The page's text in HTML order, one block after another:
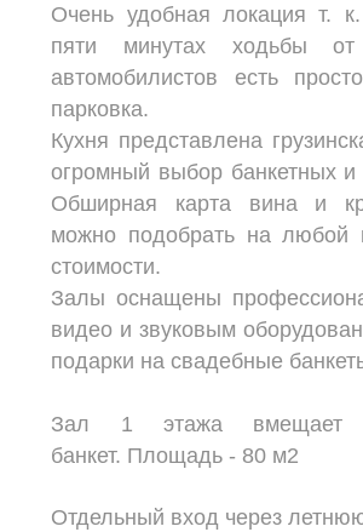
Очень удобная локация т.
пяти минутах ходьбы
автомобилистов есть
парковка.
Кухня представлена
огромный выбор банкетных
Обширная карта вина и
можно подобрать на любой
стоимости.
Залы оснащены
видео и звуковым
подарки на свадебные
Зал 1 этажа вмещает
банкет. Площадь - 80 м2
Отдельный вход через